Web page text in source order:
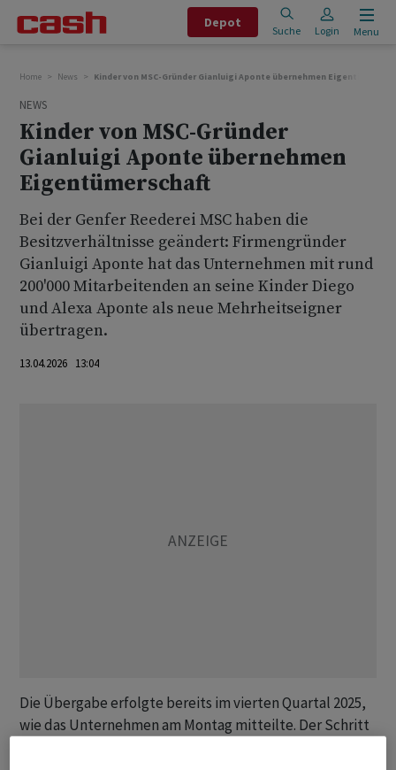
Depot
Suche Login Menu
Home News Kinder von MSC-Gründer Gianluigi Aponte übernehmen
NEWS
Kinder von MSC-Gründer
Gianluigi Aponte übernehmen
Eigentümerschaft
Bei der Genfer Reederei MSC haben die
Besitzverhältnisse geändert: Firmengründer
Gianluigi Aponte hat das Unternehmen mit rund
200'000 Mitarbeitenden an seine Kinder Diego
und Alexa Aponte als neue Mehrheitseigner
übertragen.
13.04.2026 13:04
Die Übergabe erfolgte bereits im vierten Quartal 2025,
wie das Unternehmen am Montag mitteilte. Der Schritt